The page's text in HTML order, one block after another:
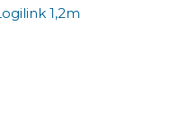
1,2m